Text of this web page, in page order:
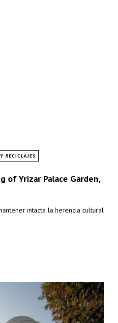
RECICLAJES
Yrizar Palace Garden,
intacta la herencia cultural